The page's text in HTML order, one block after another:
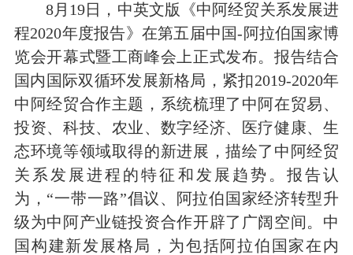
8月19日，中英文版《中阿经贸关系发展进
程2020年度报告》在第五届中国-阿拉伯国家博
览会开幕式暨工商峰会上正式发布。报告结合
国内国际双循环发展新格局，紧扣2019-2020年
中阿经贸合作主题，系统梳理了中阿在贸易、
投资、科技、农业、数字经济、医疗健康、生
态环境等领域取得的新进展，描绘了中阿经贸
关系发展进程的特征和发展趋势。报告认
为，“一带一路”倡议、阿拉伯国家经济转型升
级为中阿产业链投资合作开辟了广阔空间。中
国构建新发展格局，为包括阿拉伯国家在内